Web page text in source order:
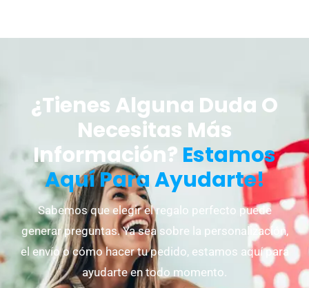
¿Tienes Alguna Duda O
Necesitas Más
Información? Estamos
Aquí Para Ayudarte!
Sabemos que elegir el regalo perfecto puede
generar preguntas. Ya sea sobre la personalización,
el envío o cómo hacer tu pedido, estamos aquí para
ayudarte en todo momento.